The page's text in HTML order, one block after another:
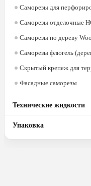
Саморезы для
Саморезы отделочные
Саморезы по дереву
Саморезы флюгель
Скрытый крепеж для
Фасадные саморезы
Технические жидкости
Упаковка